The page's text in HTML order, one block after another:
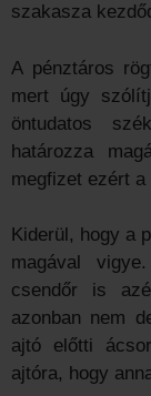
szakasza
A pénztáros
mert úgy
öntudatos
határozza
megfizet ezért a
Kiderül, hogy a
magával
csendőr is
azonban nem
ajtó előtti
ajtóra, hogy